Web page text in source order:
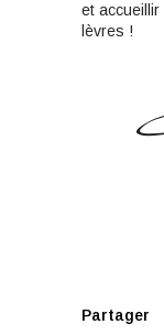
et
lèvres !
Partager